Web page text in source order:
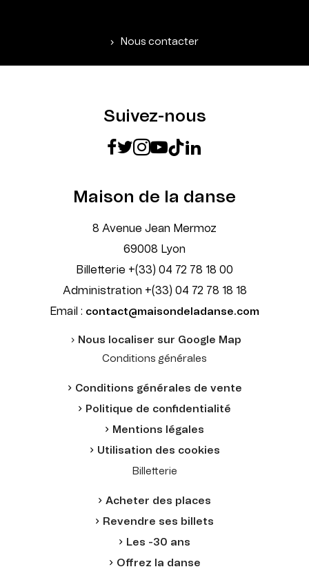
Nous contacter
Suivez-nous
Maison de la danse
8 Avenue Jean Mermoz
69008 Lyon
Billetterie +(33) 04 72 78 18 00
Administration +(33) 04 72 78 18 18
Email : contact@maisondeladanse.com
Nous localiser sur Google Map
Conditions générales
Conditions générales de vente
Politique de confidentialité
Mentions légales
Utilisation des cookies
Billetterie
Acheter des places
Revendre ses billets
Les -30 ans
Offrez la danse